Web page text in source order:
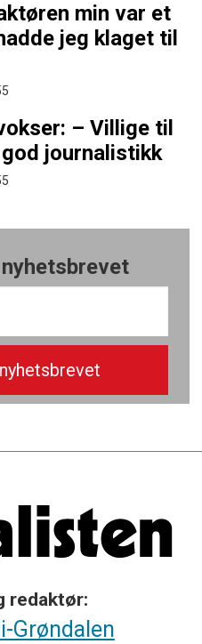
min var et
jeg klaget til
– Villige til
journalistikk
redaktør:
Grøndalen